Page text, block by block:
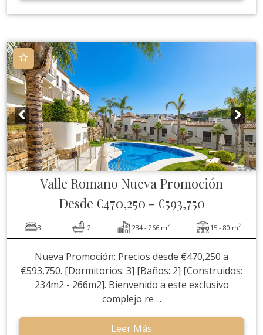
Valle Romano Nueva Promoción
Desde €470,250 - €593,750
3 2 234 - 266 m2 15 - 80 m2
Nueva Promoción: Precios desde €470,250 a
€593,750. [Dormitorios: 3] [Baños: 2] [Construidos:
234m2 - 266m2]. Bienvenido a este exclusivo
complejo re ...
Leer Más